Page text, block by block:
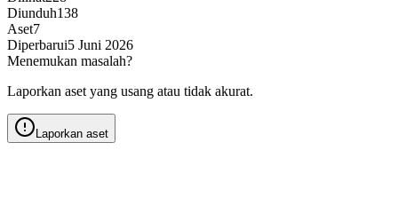
Diunduh138
Aset7
Diperbarui5 Juni 2026
Menemukan masalah?
Laporkan aset yang usang atau tidak akurat.
Laporkan aset